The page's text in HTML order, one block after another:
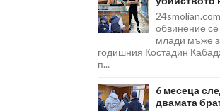
обвинение
млади мъже
годишния Костадин
п...
6 месеца
двамата